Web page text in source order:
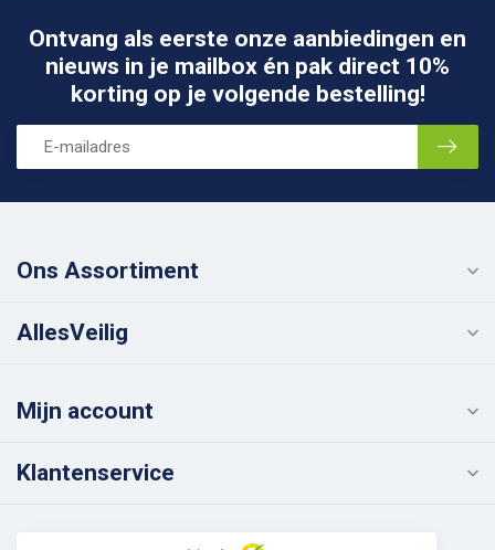
Ontvang als eerste onze aanbiedingen en
nieuws in je mailbox én pak direct 10%
korting op je volgende bestelling!
Ons Assortiment
AllesVeilig
Mijn account
Klantenservice